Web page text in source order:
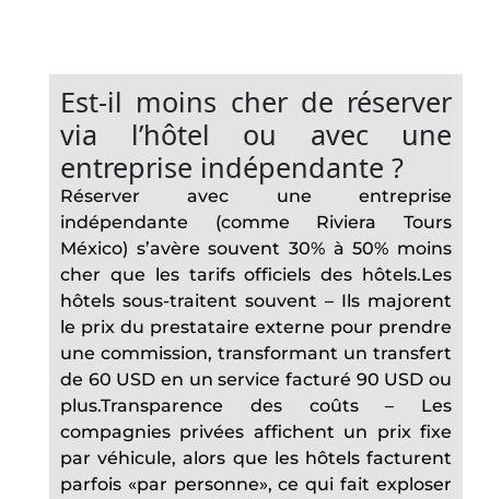
Est-il moins cher de réserver
via l’hôtel ou avec une
entreprise indépendante ?
Réserver avec une entreprise
indépendante (comme Riviera Tours
México) s’avère souvent 30% à 50% moins
cher que les tarifs officiels des hôtels.Les
hôtels sous-traitent souvent – Ils majorent
le prix du prestataire externe pour prendre
une commission, transformant un transfert
de 60 USD en un service facturé 90 USD ou
plus.Transparence des coûts – Les
compagnies privées affichent un prix fixe
par véhicule, alors que les hôtels facturent
parfois «par personne», ce qui fait exploser